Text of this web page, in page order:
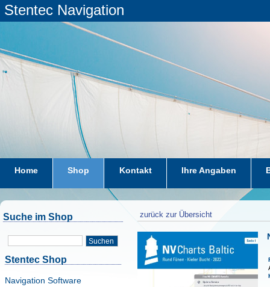
Stentec Navigation
Home Shop Kontakt Ihre Angaben
Suche im Shop
Suchen
Stentec Shop
Navigation Software
zurück zur Übersicht